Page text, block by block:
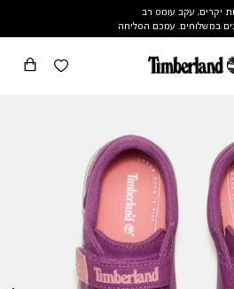
יקרים, עקב עומס רב
במשלוחים. עמכם הסליחה